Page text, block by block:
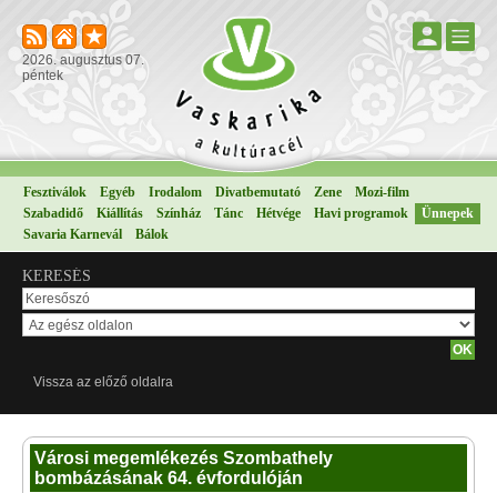
2026. augusztus 07.
péntek
Fesztiválok Egyéb Irodalom Divatbemutató Zene
Mozi-film
Szabadidő
Kiállítás Színház Tánc Hétvége Havi programok
Ünnepek
Savaria Karnevál
Bálok
KERESÉS
Vissza az előző oldalra
Városi megemlékezés Szombathely
bombázásának 64. évfordulóján